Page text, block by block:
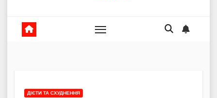
ДІЄТИ ТА СХУДНЕННЯ